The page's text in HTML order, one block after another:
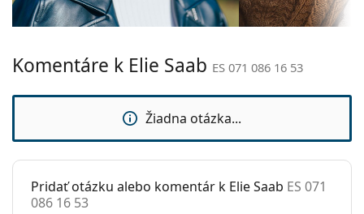
prečítajte pokyny.
Šírka mostíka:
Nastaviteľné
Nie
Čistiaca
handrička:
Áno
Ostatné
Komentáre k Elie Saab ES 071 086 16 53
Žiadna otázka...
Pridať otázku alebo komentár k Elie Saab ES 071
086 16 53